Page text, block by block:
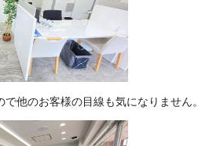
他のお客様の目線も気になりません。